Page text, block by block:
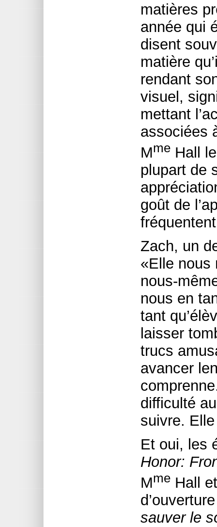
matières
année qui
disent
matière
rendant
visuel,
mettant
associées
Mme Hall
plupart de
goût de
Zach, un
«Elle nous
nous-
nous en
tant
laisser
trucs
avancer
difficulté
suivre.
Et oui, les
Honor:
Mme Hall
sauver le